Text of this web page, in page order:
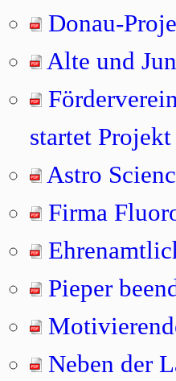
Donau-
Alte und
startet
Astro
Firma
Pieper
Neben der